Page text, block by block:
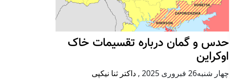
حدس و گمان درباره تقسیمات خاک
اوکراین
چهار شنبه26 فبروری 2025 , داکتر ثنا نیکپی